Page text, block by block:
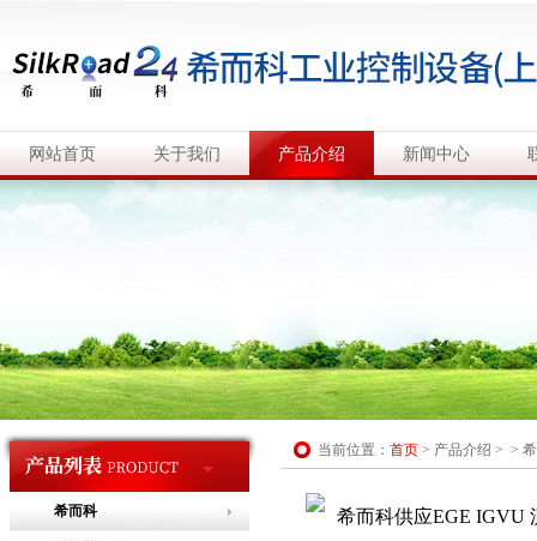
网站首页 关于我们 产品介绍 新闻中心
希而科
当前位置： 首页 > 产品介绍 > >
希而科供应EGE IGVU